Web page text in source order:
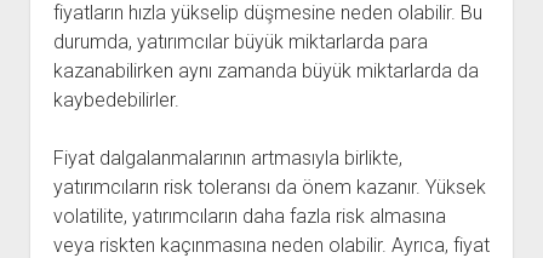
fiyatların hızla yükselip düşmesine neden olabilir. Bu
durumda, yatırımcılar büyük miktarlarda para
kazanabilirken aynı zamanda büyük miktarlarda da
kaybedebilirler.
Fiyat dalgalanmalarının artmasıyla birlikte,
yatırımcıların risk toleransı da önem kazanır. Yüksek
volatilite, yatırımcıların daha fazla risk almasına
veya riskten kaçınmasına neden olabilir. Ayrıca, fiyat